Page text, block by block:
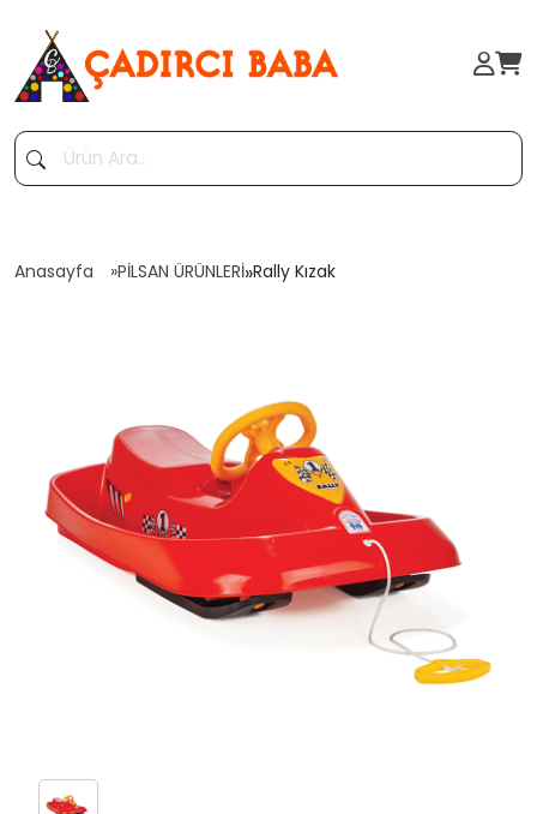
Anasayfa PİLSAN ÜRÜNLERİ»Rally Kızak